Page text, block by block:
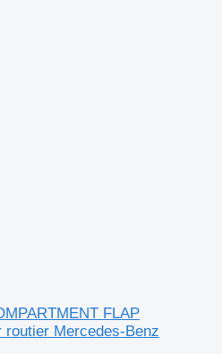
FLAP
routier Mercedes-Benz